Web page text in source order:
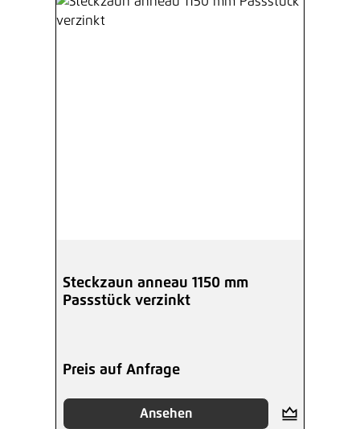
Steckzaun anneau 1150 mm
Passstück verzinkt
Preis auf Anfrage
Ansehen